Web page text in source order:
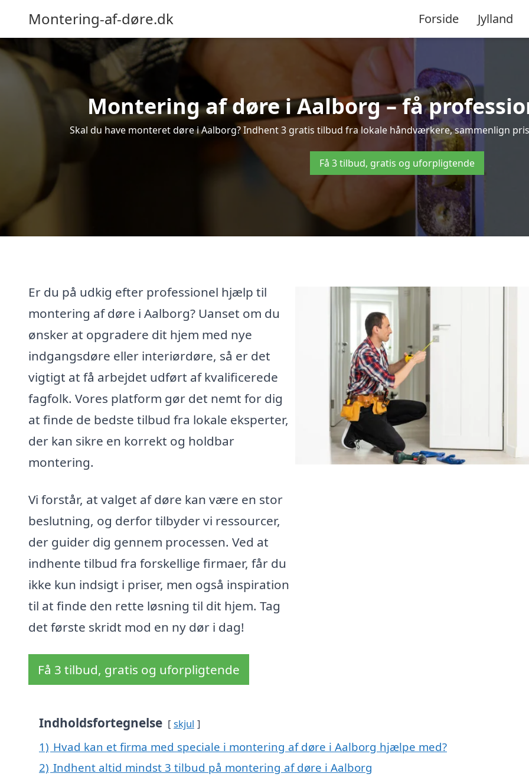
Montering-af-døre.dk Forside Jylland
Montering af døre i Aalborg – få
Skal du have monteret døre i Aalborg? Indhent 3 gratis tilbud fra lokale håndværkere, sammenlign
Få 3 tilbud, gratis og uforpligtende
Er du på udkig efter professionel hjælp til
montering af døre i Aalborg? Uanset om du
ønsker at opgradere dit hjem med nye
indgangsdøre eller interiørdøre, så er det
vigtigt at få arbejdet udført af kvalificerede
fagfolk. Vores platform gør det nemt for dig
at finde de bedste tilbud fra lokale eksperter,
der kan sikre en korrekt og holdbar
montering.
Vi forstår, at valget af døre kan være en stor
beslutning, og derfor tilbyder vi ressourcer,
der guider dig gennem processen. Ved at
indhente tilbud fra forskellige firmaer, får du
ikke kun indsigt i priser, men også inspiration
til at finde den rette løsning til dit hjem. Tag
det første skridt mod en ny dør i dag!
Få 3 tilbud, gratis og uforpligtende
Indholdsfortegnelse skjul
1) Hvad kan et firma med speciale i montering af døre i Aalborg hjælpe med?
2) Indhent altid mindst 3 tilbud på montering af døre i Aalborg